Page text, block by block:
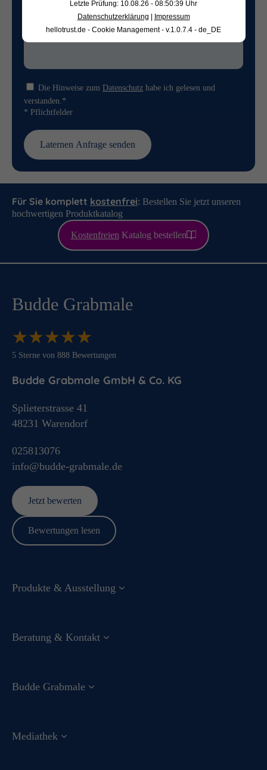
Die Hinweise zum Datenschutz habe ich gelesen und
verstanden.*
* Pflichtfelder
Für Sie komplett kostenfrei: Bestellen Sie jetzt unseren
hochwertigen Produktkatalog
Kostenfreien Katalog bestellen
Budde Grabmale
★★★★★
★★★★★
5 Sterne von 888 Bewertungen
Budde Grabmale GmbH & Co. KG
info@budde-grabmale.de
025813076
Splieterstrasse 41
48231 Warendorf
Jetzt bewerten
Bewertungen lesen
Produkte & Ausstellung
Beratung & Kontakt
Budde Grabmale
Mediathek
Letzte Prüfung: 10.08.26 - 08:50:39 Uhr
Datenschutzerklärung
Impressum
hellotrust.de - Cookie Management - v.1.0.7.4 - de_DE